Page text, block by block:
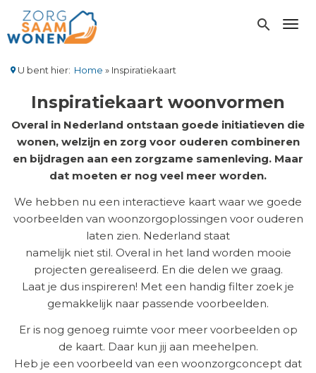
naar
de
gaan
search
U bent hier: Home Inspiratiekaart
Inspiratiekaart woonvormen
Overal in Nederland ontstaan goede initiatieven die
wonen, welzijn en zorg voor ouderen combineren
en bijdragen aan een zorgzame samenleving. Maar
dat moeten er nog veel meer worden.
We hebben nu een interactieve kaart waar we goede
voorbeelden van woonzorgoplossingen voor ouderen
laten zien. Nederland staat
namelijk niet stil. Overal in het land worden mooie
projecten gerealiseerd. En die delen we graag.
Laat je dus inspireren! Met een handig filter zoek je
gemakkelijk naar passende voorbeelden.
Er is nog genoeg ruimte voor meer voorbeelden op
de kaart. Daar kun jij aan meehelpen.
Heb je een voorbeeld van een woonzorgconcept dat